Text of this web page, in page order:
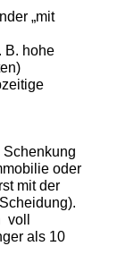
„mit
B. hohe
Schenkung
oder
mit der
als 10